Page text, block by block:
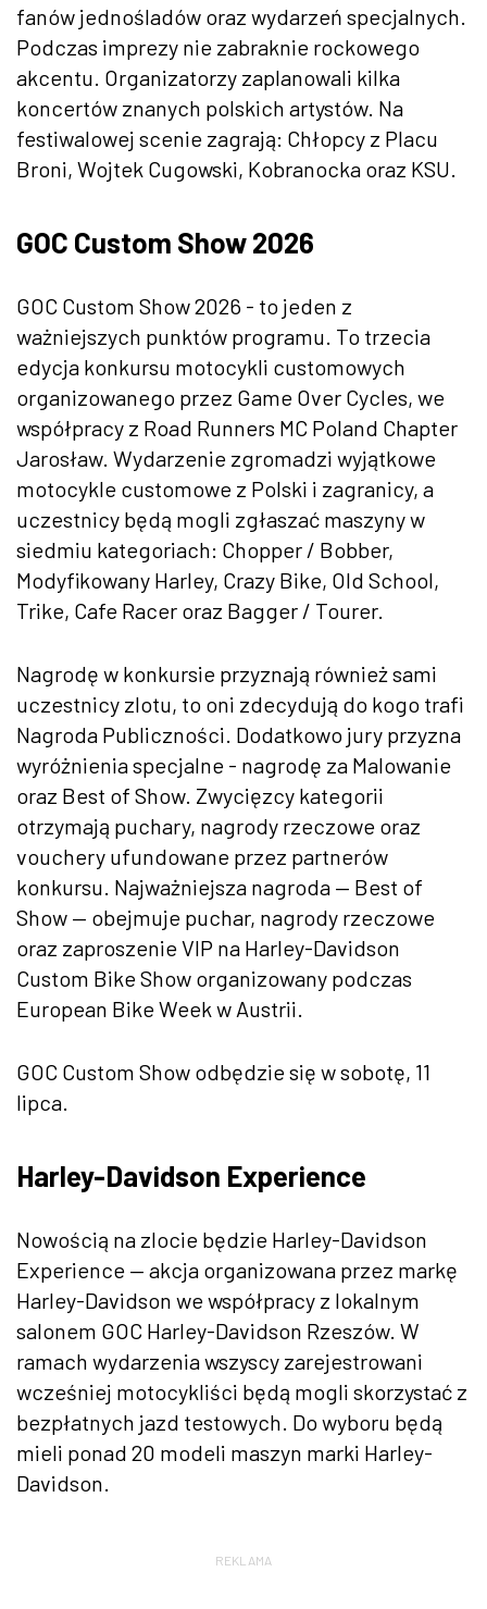
fanów jednośladów oraz wydarzeń specjalnych.
Podczas imprezy nie zabraknie rockowego
akcentu. Organizatorzy zaplanowali kilka
koncertów znanych polskich artystów. Na
festiwalowej scenie zagrają: Chłopcy z Placu
Broni, Wojtek Cugowski, Kobranocka oraz KSU.
GOC Custom Show 2026
GOC Custom Show 2026 - to jeden z
ważniejszych punktów programu. To trzecia
edycja konkursu motocykli customowych
organizowanego przez Game Over Cycles, we
współpracy z Road Runners MC Poland Chapter
Jarosław. Wydarzenie zgromadzi wyjątkowe
motocykle customowe z Polski i zagranicy, a
uczestnicy będą mogli zgłaszać maszyny w
siedmiu kategoriach: Chopper / Bobber,
Modyfikowany Harley, Crazy Bike, Old School,
Trike, Cafe Racer oraz Bagger / Tourer.
Nagrodę w konkursie przyznają również sami
uczestnicy zlotu, to oni zdecydują do kogo trafi
Nagroda Publiczności. Dodatkowo jury przyzna
wyróżnienia specjalne - nagrodę za Malowanie
oraz Best of Show. Zwycięzcy kategorii
otrzymają puchary, nagrody rzeczowe oraz
vouchery ufundowane przez partnerów
konkursu. Najważniejsza nagroda — Best of
Show — obejmuje puchar, nagrody rzeczowe
oraz zaproszenie VIP na Harley-Davidson
Custom Bike Show organizowany podczas
European Bike Week w Austrii.
GOC Custom Show odbędzie się w sobotę, 11
lipca.
Harley-Davidson Experience
Nowością na zlocie będzie Harley-Davidson
Experience — akcja organizowana przez markę
Harley-Davidson we współpracy z lokalnym
salonem GOC Harley-Davidson Rzeszów. W
ramach wydarzenia wszyscy zarejestrowani
wcześniej motocykliści będą mogli skorzystać z
bezpłatnych jazd testowych. Do wyboru będą
mieli ponad 20 modeli maszyn marki Harley-
Davidson.
REKLAMA